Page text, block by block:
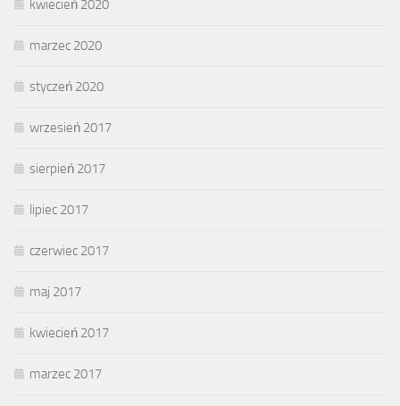
kwiecień 2020
marzec 2020
styczeń 2020
wrzesień 2017
sierpień 2017
lipiec 2017
czerwiec 2017
maj 2017
kwiecień 2017
marzec 2017